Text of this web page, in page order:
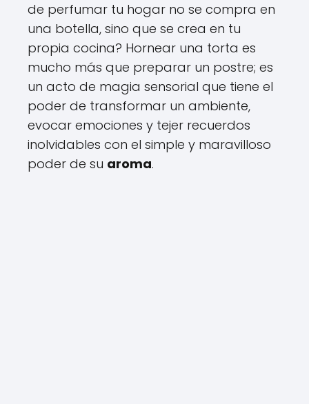
de perfumar tu hogar no se compra en
una botella, sino que se crea en tu
propia cocina? Hornear una torta es
mucho más que preparar un postre; es
un acto de magia sensorial que tiene el
poder de transformar un ambiente,
evocar emociones y tejer recuerdos
inolvidables con el simple y maravilloso
poder de su aroma.